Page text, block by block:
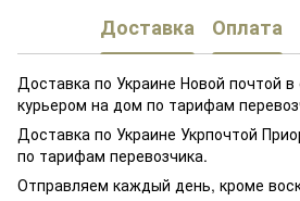
Доставка Оплата
Доставка по Украине Новой почтой в
курьером на дом по тарифам
Доставка по Украине Укрпочтой
по тарифам перевозчика.
Отправляем каждый день, кроме